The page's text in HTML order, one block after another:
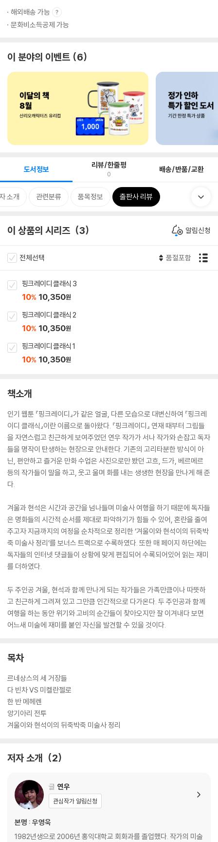
해외배송 가능
문화비소득공제 가능
이 분야의 이벤트 6
도서정보 리뷰/한줄평
0 배송/반품/교환
소개 관련분류 품목정보 출판사 리뷰
이 상품의 시리즈 3 알림신청
전체선택 품절포함
핑크레이디 클래식 3
10% 10,350원
핑크레이디 클래식 2
10% 10,350원
핑크레이디 클래식 1
10% 10,350원
책소개
인기 웹툰 『핑크레이디』가 같은 얼굴, 다른 모습으로 대변신하여 『핑크레
이디 클래식』이란 이름으로 돌아왔다. 『핑크레이디』 연재 때부터 그림들
을 자연스럽고 친근하게 보여주었던 연우 작가가 서나 작가와 손잡고 독자
들을 명작이 탄생하는 현장으로 안내한다. 기존의 고리타분한 방식이 아
닌, 편안하고 즐거운 만화 수업은 사진으로만 봤던 고흐, 드가, 베르메르
등의 작가들이 말을 하고, 웃고 울며 화를 내는 생생한 현장을 만나게 해 준
다.
겨울과 현석은 시간과 공간을 넘나들며 미술사 여행을 하기 때문에 독자들
은 명화들의 시간적 순서를 제대로 파악하기가 힘들 수 있어, 혼란을 줄여
주고자 지금까지의 여정을 순차적으로 정리한 ‘겨울이와 현석이의 뒤죽박
죽 미술사 정리’를 보너스 트랙으로 수록하였다. 또한 매 페이지 하단에는
독자들의 인터넷 댓글들이 상황에 맞게 편집되어 수록되어있어 읽는 재미
를 더하였다.
두 주인공 겨울, 현석과 함께 만나게 되는 작가들은 가족만큼이나 따뜻하
고 친근하게 그려져 있고 그만큼 인간적으로 다가온다. 두 주인공과 함께
여행을 하는 동안 위기와 고비의 순간들이 찾아오지만 잘 이겨내다 보면
어느새 미술에 재미를 붙인 자신을 발견할 수 있을 것이다.
목차
르네상스의 세 거장들
다 빈차 VS 미켈란젤로
한 반 메헤렌
앙기아리 전투
겨울이와 현석이의 뒤죽박죽 미술사 정리
저자 소개 2
글 연우
관심작가 알림신청
본명 : 우영욱
1982년생으로 2006년 홍익대학교 회화과를 졸업했다. 작가의 미술